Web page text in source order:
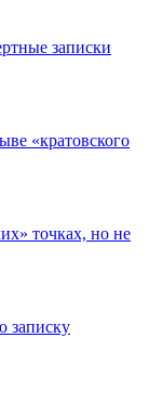
записки
«кратовского
точках, но не
записку